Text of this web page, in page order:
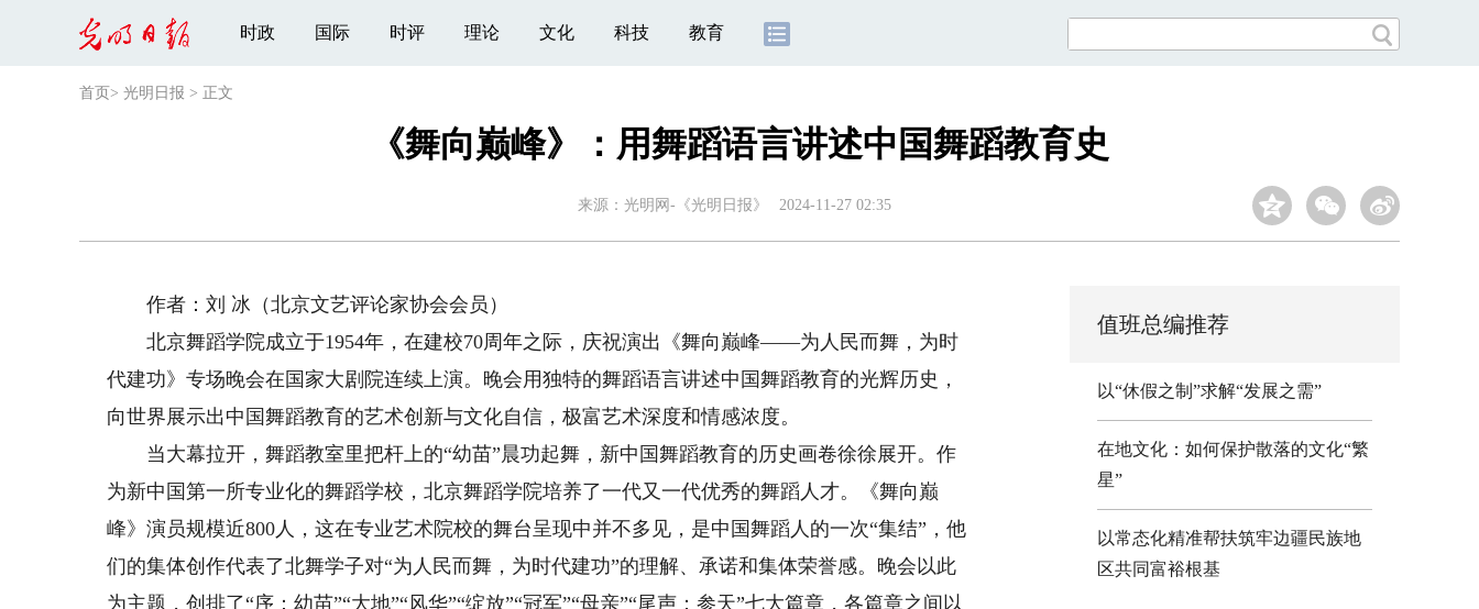
时政 国际 时评 理论 文化 科技 教育
首页 > 光明日报 > 正文
《舞向巅峰》：用舞蹈语言讲述中国舞蹈教育史
来源： 光明网-《光明日报》 2024-11-27 02:35
作者：刘 冰（北京文艺评论家协会会员）
北京舞蹈学院成立于1954年，在建校70周年之际，庆祝演出《舞向巅峰——为人民而舞，为时
代建功》专场晚会在国家大剧院连续上演。晚会用独特的舞蹈语言讲述中国舞蹈教育的光辉历史，
向世界展示出中国舞蹈教育的艺术创新与文化自信，极富艺术深度和情感浓度。
当大幕拉开，舞蹈教室里把杆上的“幼苗”晨功起舞，新中国舞蹈教育的历史画卷徐徐展开。作
为新中国第一所专业化的舞蹈学校，北京舞蹈学院培养了一代又一代优秀的舞蹈人才。《舞向巅
峰》演员规模近800人，这在专业艺术院校的舞台呈现中并不多见，是中国舞蹈人的一次“集结”，他
们的集体创作代表了北舞学子对“为人民而舞，为时代建功”的理解、承诺和集体荣誉感。晚会以此
为主题，创排了“序：幼苗”“大地”“风华”“绽放”“冠军”“母亲”“尾声：参天”七大篇章，各篇章之间以
值班总编推荐
以“休假之制”求解“发展之需”
在地文化：如何保护散落的文化“繁
星”
以常态化精准帮扶筑牢边疆民族地
区共同富裕根基